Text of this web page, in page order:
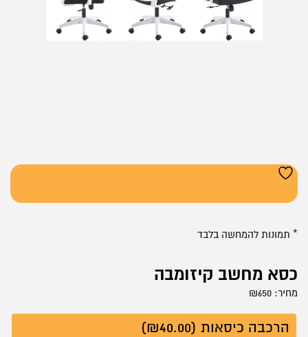
כסא מחשב קיזומבה
מחיר: ₪650
הרכבה כיסאות (₪40.00)
* תמונות להמחשה בלבד